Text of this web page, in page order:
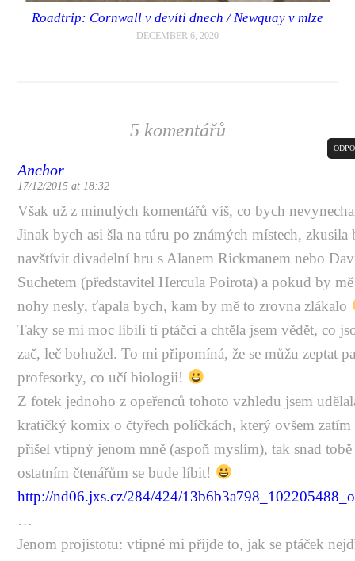
Roadtrip: Cornwall v devíti dnech / Newquay v mlze
DECEMBER 6, 2020
5 komentářů
Anchor
17/12/2015 at 18:32
Však už z minulých komentářů víš, co bych
Jinak bych asi šla na túru po známých místech, zkusila
navštívit divadelní hru s Alanem Rickmanem nebo
Suchetem (představitel Hercula Poirota) a pokud by mě
nohy nesly, ťapala bych, kam by mě to zrovna zlákalo
Taky se mi moc líbili ti ptáčci a chtěla jsem vědět, co
zač, leč bohužel. To mi připomíná, že se můžu zeptat
profesorky, co učí biologii!
Z fotek jednoho z opeřenců tohoto vzhledu jsem
kratičký komix o čtyřech políčkách, který ovšem zatím
přišel vtipný jenom mně (aspoň myslím), tak snad tobě
ostatním čtenářům se bude líbit!
http://nd06.jxs.cz/284/424/
…
Jenom projistotu: vtipné mi přijde to, jak se ptáček